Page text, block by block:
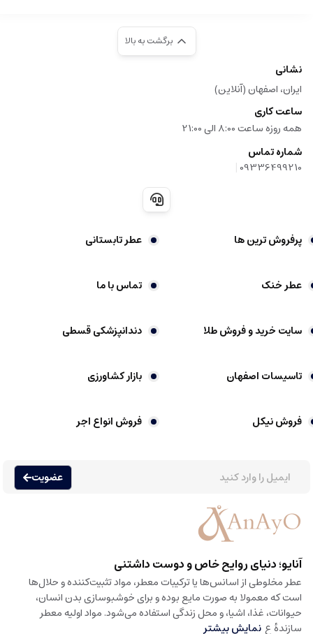
برگشت به بالا
نشانی
ایران، اصفهان (آنلاین)
ساعت کاری
همه روزه ساعت 8:00 الی 21:00
شماره تماس
09336499210
|
پرفروش ترین ها عطر تابستانی
عطر خنک تماس با ما
سایت خرید و فروش طلا دندانپزشکی قسطی
تاسیسات اصفهان بازار کشاورزی
فروش نیکل فروش انواع اجر
عضویت
آنایو؛ دنیای روایح خاص و دوست داشتنی
عطر مخلوطی از اسانس‌ها یا ترکیبات معطر، مواد تثبیت‌کننده و حلال‌ها
است که معمولا به صورت مایع بوده و برای خوشبوسازی بدن انسان،
حیوانات، غذا، اشیا، و محل زندگی استفاده می‌شود. مواد اولیه معطر
سازندهٔ ع نمایش بیشتر